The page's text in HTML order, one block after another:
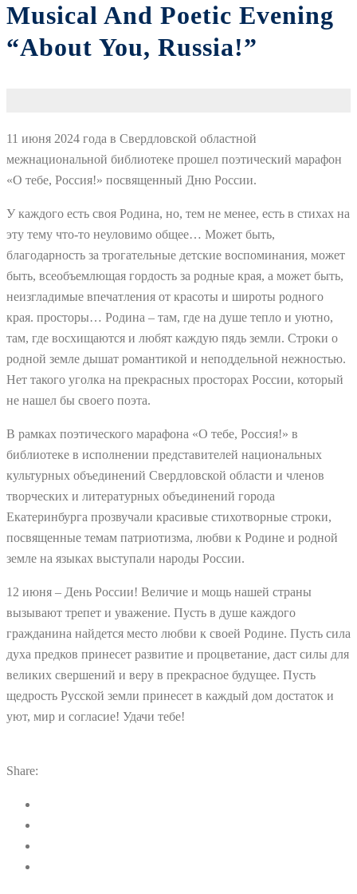
Musical And Poetic Evening
“About You, Russia!”
11 июня 2024 года в Свердловской областной
межнациональной библиотеке прошел поэтический марафон
«О тебе, Россия!» посвященный Дню России.
У каждого есть своя Родина, но, тем не менее, есть в стихах на
эту тему что-то неуловимо общее… Может быть,
благодарность за трогательные детские воспоминания, может
быть, всеобъемлющая гордость за родные края, а может быть,
неизгладимые впечатления от красоты и широты родного
края. просторы… Родина – там, где на душе тепло и уютно,
там, где восхищаются и любят каждую пядь земли. Строки о
родной земле дышат романтикой и неподдельной нежностью.
Нет такого уголка на прекрасных просторах России, который
не нашел бы своего поэта.
В рамках поэтического марафона «О тебе, Россия!» в
библиотеке в исполнении представителей национальных
культурных объединений Свердловской области и членов
творческих и литературных объединений города
Екатеринбурга прозвучали красивые стихотворные строки,
посвященные темам патриотизма, любви к Родине и родной
земле на языках выступали народы России.
12 июня – День России! Величие и мощь нашей страны
вызывают трепет и уважение. Пусть в душе каждого
гражданина найдется место любви к своей Родине. Пусть сила
духа предков принесет развитие и процветание, даст силы для
великих свершений и веру в прекрасное будущее. Пусть
щедрость Русской земли принесет в каждый дом достаток и
уют, мир и согласие! Удачи тебе!
Share: